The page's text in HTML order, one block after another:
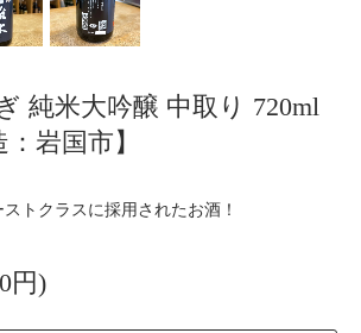
純米大吟醸 中取り 720ml
：岩国市】
トクラスに採用されたお酒！
円)